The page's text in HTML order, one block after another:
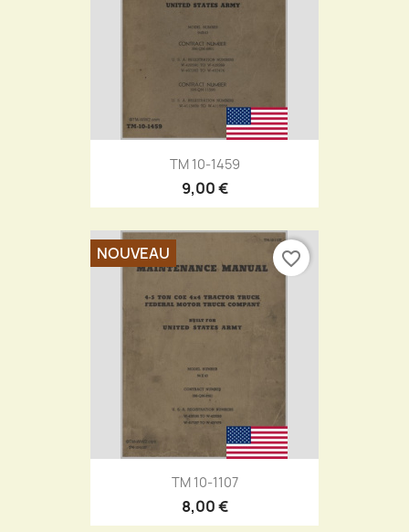
TM 10-1459
9,00 €
TM 10-1107
8,00 €
NOUVEAU favorite_border